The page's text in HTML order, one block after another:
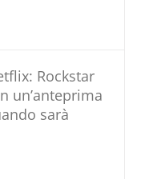
Rockstar
un’anteprima
sarà